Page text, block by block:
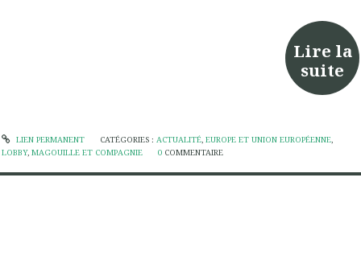
Lire la
suite
LIEN PERMANENT CATÉGORIES : ACTUALITÉ, EUROPE ET UNION EUROPÉENNE,
LOBBY, MAGOUILLE ET COMPAGNIE 0 COMMENTAIRE